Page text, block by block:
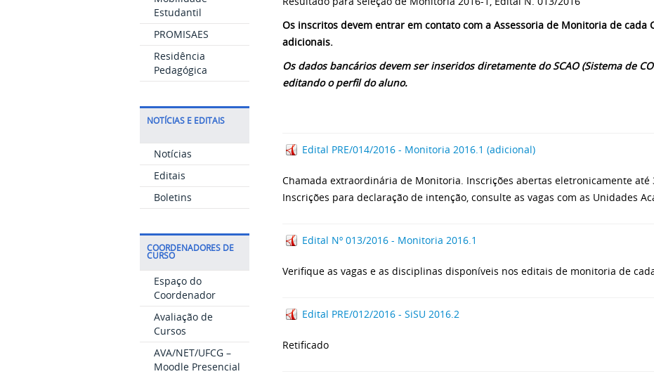
Estudantil
PROMISAES
Residência
Pedagógica
NOTÍCIAS E EDITAIS
Notícias
Editais
Boletins
COORDENADORES DE
CURSO
Espaço do
Coordenador
Avaliação de
Cursos
AVA/NET/UFCG –
Moodle Presencial
Os inscritos devem entrar em contato com a Assessoria de Monitoria de cada
adicionais.
Os dados bancários devem ser inseridos diretamente do SCAO (Sistema de
editando o perfil do aluno.
Edital PRE/014/2016 - Monitoria 2016.1 (adicional)
Chamada extraordinária de Monitoria. Inscrições abertas eletronicamente até
Inscrições para declaração de intenção, consulte as vagas com as Unidades
Edital Nº 013/2016 - Monitoria 2016.1
Verifique as vagas e as disciplinas disponíveis nos editais de monitoria de
Edital PRE/012/2016 - SiSU 2016.2
Retificado